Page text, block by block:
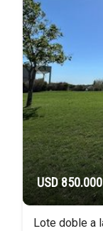
USD 850.000